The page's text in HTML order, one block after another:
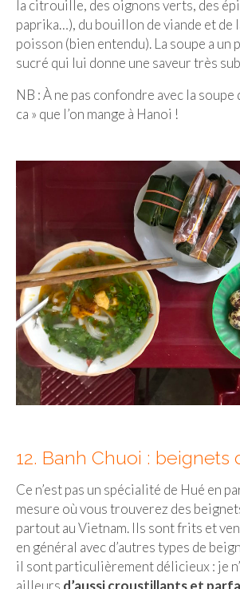
la citrouille, des oignons verts, des
paprika…), du bouillon de viande et de
poisson (bien entendu). La soupe a un
sucré qui lui donne une saveur très
NB : À ne pas confondre avec la soupe
ca » que l’on mange à Hanoi !
12. Banh Chuoi : beignets
Ce n’est pas un spécialité de Hué en
mesure où vous trouverez des
partout au Vietnam. Ils sont frits et
en général avec d’autres types de
il sont particulièrement délicieux : je
ailleurs d’aussi croustillants et